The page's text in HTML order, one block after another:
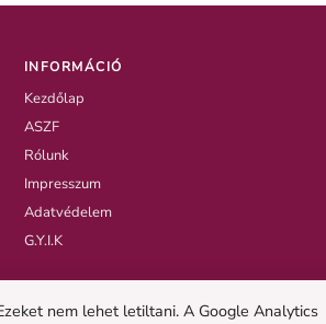
INFORMÁCIÓ
Kezdőlap
ASZF
Rólunk
Impresszum
Adatvédelem
G.Y.I.K
nem lehet letiltani. A Google Analytics